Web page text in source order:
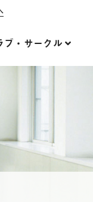
ブ・サークル